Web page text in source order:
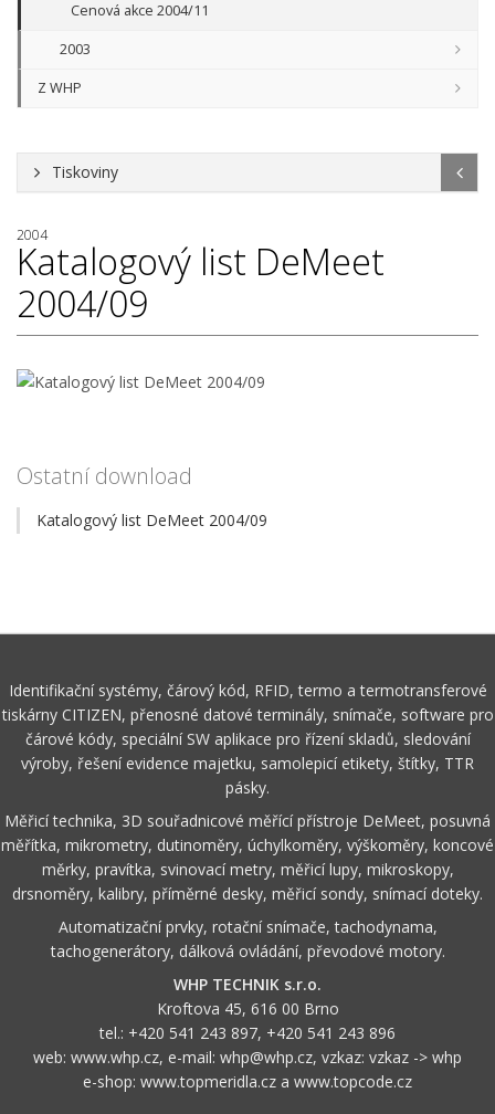
Cenová akce 2004/11
2003
Z WHP
Tiskoviny
2004
Katalogový list DeMeet
2004/09
Ostatní download
Katalogový list DeMeet 2004/09
Identifikační systémy, čárový kód, RFID, termo a termotransferové
tiskárny CITIZEN, přenosné datové terminály, snímače, software pro
čárové kódy, speciální SW aplikace pro řízení skladů, sledování
výroby, řešení evidence majetku, samolepicí etikety, štítky, TTR
pásky.
Měřicí technika, 3D souřadnicové měřící přístroje DeMeet, posuvná
měřítka, mikrometry, dutinoměry, úchylkoměry, výškoměry, koncové
měrky, pravítka, svinovací metry, měřicí lupy, mikroskopy,
drsnoměry, kalibry, příměrné desky, měřicí sondy, snímací doteky.
Automatizační prvky, rotační snímače, tachodynama,
tachogenerátory, dálková ovládání, převodové motory.
WHP TECHNIK s.r.o.
Kroftova 45, 616 00 Brno
tel.: +420 541 243 897, +420 541 243 896
web: www.whp.cz, e-mail: whp@whp.cz, vzkaz: vzkaz -> whp
e-shop: www.topmeridla.cz a www.topcode.cz